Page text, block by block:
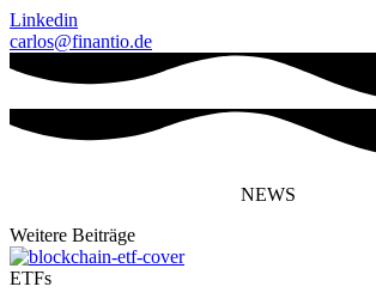
Linkedin
carlos@finantio.de
NEWS
Weitere Beiträge
ETFs